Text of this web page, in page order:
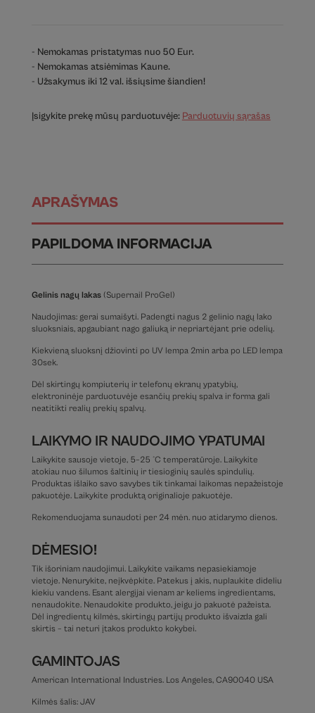
- Nemokamas pristatymas nuo 50 Eur.
- Nemokamas atsiėmimas Kaune.
- Užsakymus iki 12 val. išsiųsime šiandien!
Įsigykite prekę mūsų parduotuvėje: Parduotuvių sąrašas
APRAŠYMAS
PAPILDOMA INFORMACIJA
Gelinis nagų lakas(Supernail ProGel)
Naudojimas: gerai sumaišyti. Padengti nagus 2 gelinio nagų lako
sluoksniais, apgaubiant nago galiuką ir nepriartėjant prie odelių.
Kiekvieną sluoksnį džiovinti po UV lempa 2min arba po LED lempa
30sek.
Dėl skirtingų kompiuterių ir telefonų ekranų ypatybių,
elektroninėje parduotuvėje esančių prekių spalva ir forma gali
neatitikti realių prekių spalvų.
LAIKYMO IR NAUDOJIMO YPATUMAI
Laikykite sausoje vietoje, 5–25 °C temperatūroje. Laikykite
atokiau nuo šilumos šaltinių ir tiesioginių saulės spindulių.
Produktas išlaiko savo savybes tik tinkamai laikomas nepažeistoje
pakuotėje. Laikykite produktą originalioje pakuotėje.
Rekomenduojama sunaudoti per 24 mėn. nuo atidarymo dienos.
DĖMESIO!
Tik išoriniam naudojimui. Laikykite vaikams nepasiekiamoje
vietoje. Nenurykite, neįkvėpkite. Patekus į akis, nuplaukite dideliu
kiekiu vandens. Esant alergijai vienam ar keliems ingredientams,
nenaudokite. Nenaudokite produkto, jeigu jo pakuotė pažeista.
Dėl ingredientų kilmės, skirtingų partijų produkto išvaizda gali
skirtis – tai neturi įtakos produkto kokybei.
GAMINTOJAS
American International Industries. Los Angeles, CA90040 USA
Kilmės šalis: JAV